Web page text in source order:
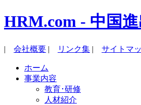
HRM.com - 中国
| 会社概要 | リンク集 | サイトマ
ホーム
事業内容
教育･研修
人材紹介